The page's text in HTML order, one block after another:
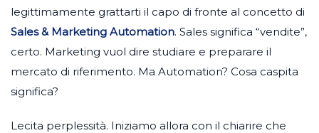
legittimamente grattarti il capo di fronte al concetto di
Sales & Marketing Automation. Sales significa “vendite”,
certo. Marketing vuol dire studiare e preparare il
mercato di riferimento. Ma Automation? Cosa caspita
significa?
Lecita perplessità. Iniziamo allora con il chiarire che